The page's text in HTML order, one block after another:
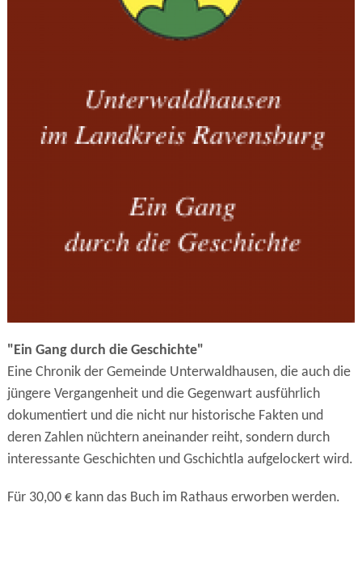
"Ein Gang durch die Geschichte"
Eine Chronik der Gemeinde Unterwaldhausen, die auch die
jüngere Vergangenheit und die Gegenwart ausführlich
dokumentiert und die nicht nur historische Fakten und
deren Zahlen nüchtern aneinander reiht, sondern durch
interessante Geschichten und Gschichtla aufgelockert wird.
Für 30,00 € kann das Buch im Rathaus erworben werden.